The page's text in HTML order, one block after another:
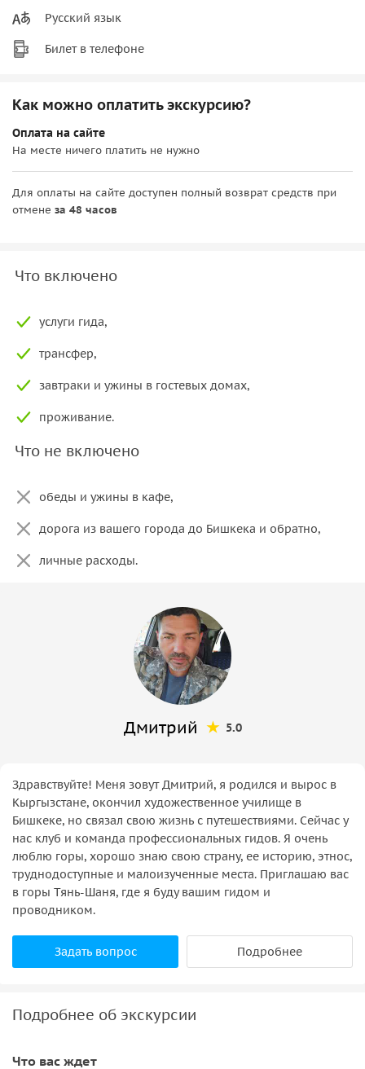
Русский язык
Билет в телефоне
Как можно оплатить экскурсию?
Оплата на сайте
На месте ничего платить не нужно
Для оплаты на сайте доступен полный возврат средств при
отмене за 48 часов
Что включено
услуги гида,
трансфер,
завтраки и ужины в гостевых домах,
проживание.
Что не включено
обеды и ужины в кафе,
дорога из вашего города до Бишкека и обратно,
личные расходы.
Дмитрий 5.0
Здравствуйте! Меня зовут Дмитрий, я родился и вырос в
Кыргызстане, окончил художественное училище в
Бишкеке, но связал свою жизнь с путешествиями. Сейчас у
нас клуб и команда профессиональных гидов. Я очень
люблю горы, хорошо знаю свою страну, ее историю, этнос,
труднодоступные и малоизученные места. Приглашаю вас
в горы Тянь-Шаня, где я буду вашим гидом и
проводником.
Задать вопрос Подробнее
Подробнее об экскурсии
Что вас ждет